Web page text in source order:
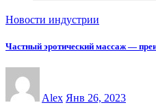
Новости индустрии
Частный эротический массаж —
Alex Янв 26, 2023